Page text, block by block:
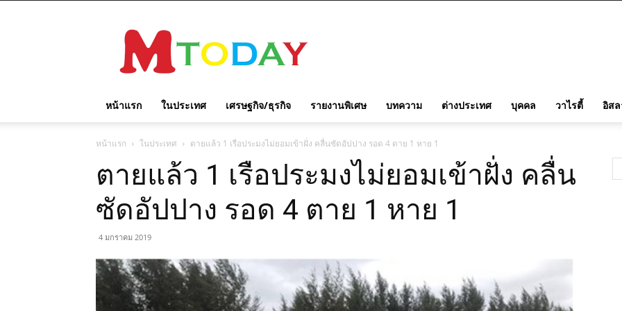
TODAY
หน้าแรก ในประเทศ เศรษฐกิจ/ธุรกิจ รายงานพิเศษ บทความ ต่างประเทศ บุคคล วาไรตี้ อิส
หน้าแรก ในประเทศ ตายแล้ว 1 เรือประมงไม่ยอมเข้าฝั่ง คลื่นซัดอัปปาง รอด 4 ตาย 1 หาย 1
ตายแล้ว 1 เรือประมงไม่ยอมเข้าฝั่ง คลื่น
ซัดอัปปาง รอด 4 ตาย 1 หาย 1
4 มกราคม 2019